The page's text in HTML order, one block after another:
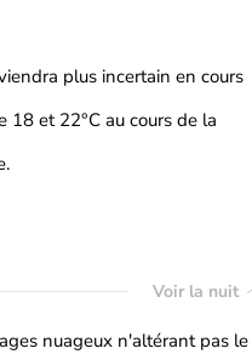
plus incertain en cours
18 et 22°C au cours de la
Voir la nuit
nuageux n'altérant pas le